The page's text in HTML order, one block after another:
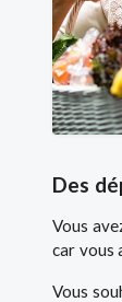
Des
Vous
car vous
Vous